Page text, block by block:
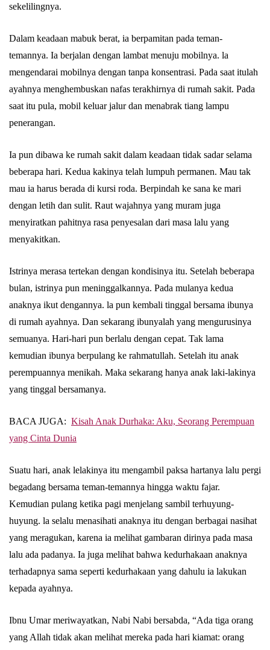
sekelilingnya.
Dalam keadaan mabuk berat, ia berpamitan pada teman-
temannya. Ia berjalan dengan lambat menuju mobilnya. la
mengendarai mobilnya dengan tanpa konsentrasi. Pada saat itulah
ayahnya menghembuskan nafas terakhirnya di rumah sakit. Pada
saat itu pula, mobil keluar jalur dan menabrak tiang lampu
penerangan.
Ia pun dibawa ke rumah sakit dalam keadaan tidak sadar selama
beberapa hari. Kedua kakinya telah lumpuh permanen. Mau tak
mau ia harus berada di kursi roda. Berpindah ke sana ke mari
dengan letih dan sulit. Raut wajahnya yang muram juga
menyiratkan pahitnya rasa penyesalan dari masa lalu yang
menyakitkan.
Istrinya merasa tertekan dengan kondisinya itu. Setelah beberapa
bulan, istrinya pun meninggalkannya. Pada mulanya kedua
anaknya ikut dengannya. la pun kembali tinggal bersama ibunya
di rumah ayahnya. Dan sekarang ibunyalah yang mengurusinya
semuanya. Hari-hari pun berlalu dengan cepat. Tak lama
kemudian ibunya berpulang ke rahmatullah. Setelah itu anak
perempuannya menikah. Maka sekarang hanya anak laki-lakinya
yang tinggal bersamanya.
BACA JUGA: Kisah Anak Durhaka: Aku, Seorang Perempuan
yang Cinta Dunia
Suatu hari, anak lelakinya itu mengambil paksa hartanya lalu pergi
begadang bersama teman-temannya hingga waktu fajar.
Kemudian pulang ketika pagi menjelang sambil terhuyung-
huyung. la selalu menasihati anaknya itu dengan berbagai nasihat
yang meragukan, karena ia melihat gambaran dirinya pada masa
lalu ada padanya. Ia juga melihat bahwa kedurhakaan anaknya
terhadapnya sama seperti kedurhakaan yang dahulu ia lakukan
kepada ayahnya.
Ibnu Umar meriwayatkan, Nabi Nabi bersabda, “Ada tiga orang
yang Allah tidak akan melihat mereka pada hari kiamat: orang